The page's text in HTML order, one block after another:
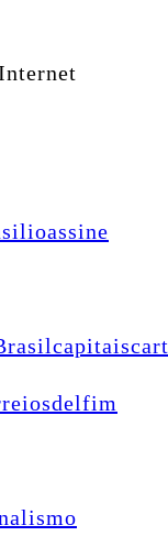
assine
capitais
delfim